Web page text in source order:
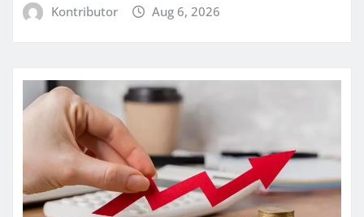
Kontributor Aug 6, 2026